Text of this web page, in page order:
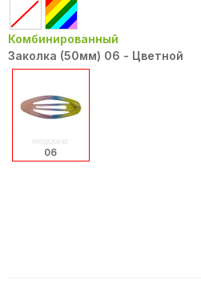
Комбинированный
Заколка (50мм) 06 - Цветной
06